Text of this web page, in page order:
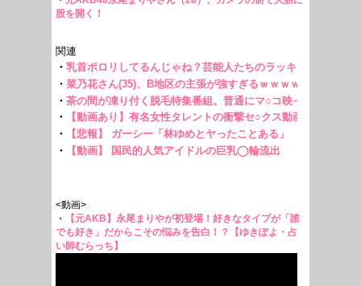
股を開く！
<動画>
・
【元AKB】永尾まりやが初登場！好きなタイプが「誰
でも好き」だからこその悩みを告白！？【ゆきぽよ・占
い師むらっち】